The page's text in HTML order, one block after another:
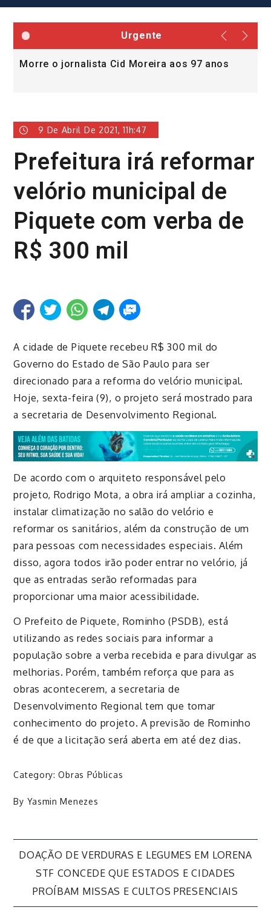
Urgente
Morre o jornalista Cid Moreira aos 97 anos
9 De Abril De 2021, 11h:47
Prefeitura irá reformar
velório municipal de
Piquete com verba de
R$ 300 mil
A cidade de Piquete recebeu R$ 300 mil do
Governo do Estado de São Paulo para ser
direcionado para a reforma do velório municipal.
Hoje, sexta-feira (9), o projeto será mostrado para
a secretaria de Desenvolvimento Regional.
De acordo com o arquiteto responsável pelo
projeto, Rodrigo Mota, a obra iráampliar a cozinha,
instalar climatização no salão do velório e
reformar os sanitários, além da construção de um
para pessoas com necessidades especiais. Além
disso, agora todos irão poder entrar no velório, já
que as entradas serão reformadas para
proporcionar uma maior acessibilidade.
O Prefeito de Piquete, Rominho (PSDB), está
utilizando as redes sociais para informar a
população sobre a verba recebida e para divulgar as
melhorias. Porém, também reforça que para as
obras acontecerem, a secretaria de
Desenvolvimento Regional tem que tomar
conhecimento do projeto. A previsão de Rominho
é de que a licitação será aberta em até dez dias.
Category:Obras Públicas
By Yasmin Menezes
Navegação
de
DOAÇÃO DE VERDURAS E LEGUMES EM LORENA
STF CONCEDE QUE ESTADOS E CIDADES
PROÍBAM MISSAS E CULTOS PRESENCIAIS